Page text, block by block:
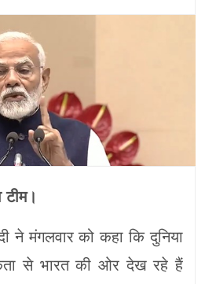
टीम।
ने मंगलवार को कहा कि दुनिया
से भारत की ओर देख रहे हैं